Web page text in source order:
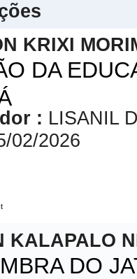
KRIXI
DA
: LISANIL
02/2026
KALAPALO
DO